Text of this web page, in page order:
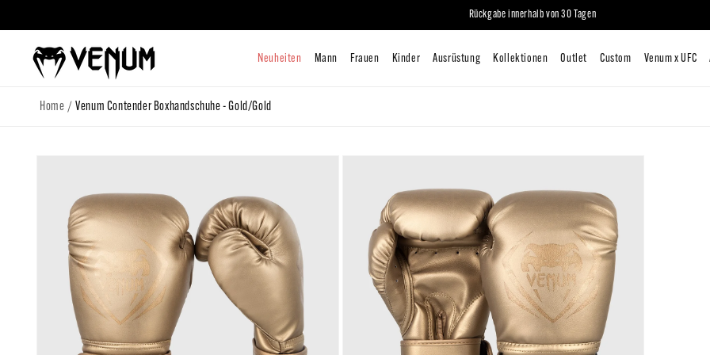
Inhalt
Rückgabe innerhalb von 30 Tagen
Home /Venum Contender Boxhandschuhe - Gold/Gold